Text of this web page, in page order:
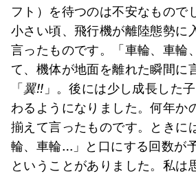
フト）を待つのは不安なもので
小さい頃、飛行機が離陸態勢に
言ったものです。「車輪、車輪
て、機体が地面を離れた瞬間に
「 翼!! 」。後には少し成長した
わるようになりました。何年か
揃えて言ったものです。ときに
輪、車輪…」と口にする回数が
ということがありました。私は